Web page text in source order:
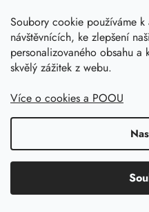
Soubory cookie používáme
návštěvnících, ke zlepšení
personalizovaného obsahu
skvělý zážitek z webu.
Více o cookies a POOU
Sud na dešťovou vodu
příslušenstvím
Moderní designový sud na
barvě antracit a světle šedá
podstavec, součástky pro